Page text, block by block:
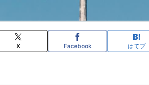
X Facebook はてブ